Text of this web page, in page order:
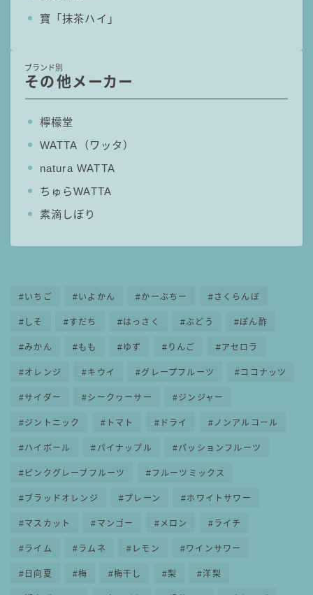
寶「抹茶ハイ」
ブランド別
その他メーカー
檸檬堂
WATTA（ワッタ）
natura WATTA
ちゅらWATTA
素滴しぼり
いちご いよかん かーぶちー さくらんぼ
しそ すだち はっさく ぶどう ぽん酢
みかん もも ゆず りんご アセロラ
オレンジ キウイ グレープフルーツ ココナッツ
サイダー シークヮーサー ジンジャー
ジントニック トマト ドライ ノンアルコール
ハイボール パイナップル パッションフルーツ
ピンクグレープフルーツ フルーツミックス
ブラッドオレンジ プレーン ホワイトサワー
マスカット マンゴー メロン ライチ
ライム ラムネ レモン ワインサワー
日向夏 梅 梅干し 梨 洋梨